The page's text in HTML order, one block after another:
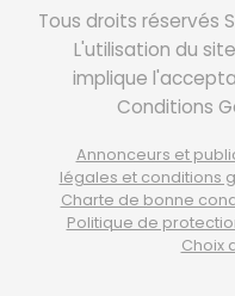
Tous droits réservés
L'utilisation du
implique
Conditions
Annonceurs et
légales et conditions
Charte de bonne
Politique de
Choix